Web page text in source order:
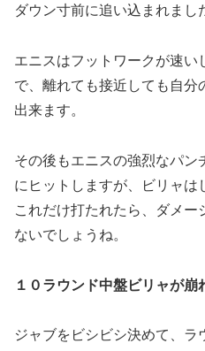
ダウン寸前に追い込まれまし
エニスはフットワークが速
で、離れても接近しても自
出来ます。
その後もエニスの強烈なパン
にヒットしますが、ビリャは
これだけ打たれたら、ダメ
ないでしょうね。
１０ラウンド中盤ビリャが崩
ジャブをビシビシ決めて、